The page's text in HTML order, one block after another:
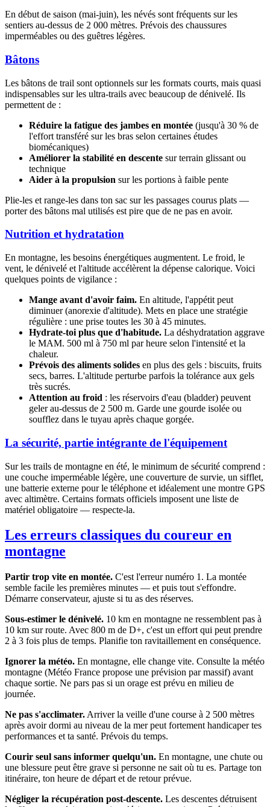
En début de saison (mai-juin), les névés sont fréquents sur les
sentiers au-dessus de 2 000 mètres. Prévois des chaussures
imperméables ou des guêtres légères.
Bâtons
Les bâtons de trail sont optionnels sur les formats courts, mais quasi
indispensables sur les ultra-trails avec beaucoup de dénivelé. Ils
permettent de :
Réduire la fatigue des jambes en montée (jusqu'à 30 % de
l'effort transféré sur les bras selon certaines études
biomécaniques)
Améliorer la stabilité en descente sur terrain glissant ou
technique
Aider à la propulsion sur les portions à faible pente
Plie-les et range-les dans ton sac sur les passages courus plats —
porter des bâtons mal utilisés est pire que de ne pas en avoir.
Nutrition et hydratation
En montagne, les besoins énergétiques augmentent. Le froid, le
vent, le dénivelé et l'altitude accélèrent la dépense calorique. Voici
quelques points de vigilance :
Mange avant d'avoir faim. En altitude, l'appétit peut
diminuer (anorexie d'altitude). Mets en place une stratégie
régulière : une prise toutes les 30 à 45 minutes.
Hydrate-toi plus que d'habitude. La déshydratation aggrave
le MAM. 500 ml à 750 ml par heure selon l'intensité et la
chaleur.
Prévois des aliments solides en plus des gels : biscuits, fruits
secs, barres. L'altitude perturbe parfois la tolérance aux gels
très sucrés.
Attention au froid : les réservoirs d'eau (bladder) peuvent
geler au-dessus de 2 500 m. Garde une gourde isolée ou
soufflez dans le tuyau après chaque gorgée.
La sécurité, partie intégrante de l'équipement
Sur les trails de montagne en été, le minimum de sécurité comprend :
une couche imperméable légère, une couverture de survie, un sifflet,
une batterie externe pour le téléphone et idéalement une montre GPS
avec altimètre. Certains formats officiels imposent une liste de
matériel obligatoire — respecte-la.
Les erreurs classiques du coureur en
montagne
Partir trop vite en montée. C'est l'erreur numéro 1. La montée
semble facile les premières minutes — et puis tout s'effondre.
Démarre conservateur, ajuste si tu as des réserves.
Sous-estimer le dénivelé. 10 km en montagne ne ressemblent pas à
10 km sur route. Avec 800 m de D+, c'est un effort qui peut prendre
2 à 3 fois plus de temps. Planifie ton ravitaillement en conséquence.
Ignorer la météo. En montagne, elle change vite. Consulte la météo
montagne (Météo France propose une prévision par massif) avant
chaque sortie. Ne pars pas si un orage est prévu en milieu de
journée.
Ne pas s'acclimater. Arriver la veille d'une course à 2 500 mètres
après avoir dormi au niveau de la mer peut fortement handicaper tes
performances et ta santé. Prévois du temps.
Courir seul sans informer quelqu'un. En montagne, une chute ou
une blessure peut être grave si personne ne sait où tu es. Partage ton
itinéraire, ton heure de départ et de retour prévue.
Négliger la récupération post-descente. Les descentes détruisent